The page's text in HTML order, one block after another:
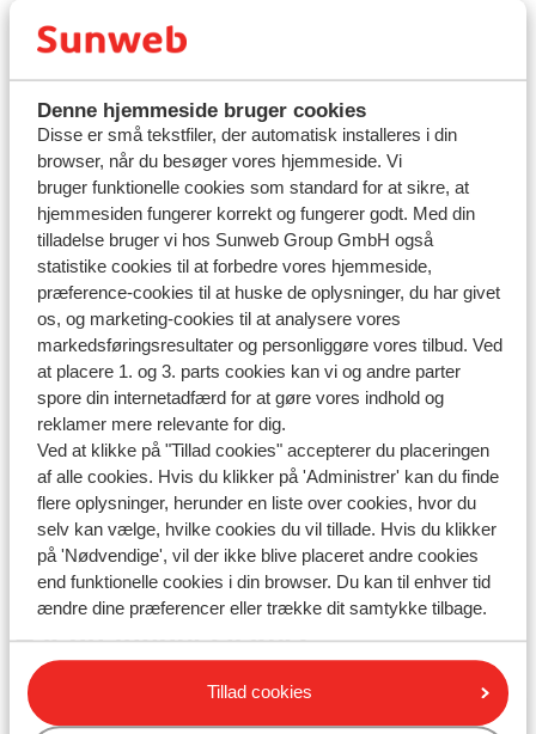
Denne hjemmeside bruger cookies
Disse er små tekstfiler, der automatisk installeres i din
browser, når du besøger vores hjemmeside. Vi
bruger funktionelle cookies som standard for at sikre, at
hjemmesiden fungerer korrekt og fungerer godt. Med din
tilladelse bruger vi hos Sunweb Group GmbH også
statistike cookies til at forbedre vores hjemmeside,
præference-cookies til at huske de oplysninger, du har givet
os, og marketing-cookies til at analysere vores
markedsføringsresultater og personliggøre vores tilbud. Ved
at placere 1. og 3. parts cookies kan vi og andre parter
spore din internetadfærd for at gøre vores indhold og
reklamer mere relevante for dig.
Ved at klikke på "Tillad cookies" accepterer du placeringen
af alle cookies. Hvis du klikker på 'Administrer' kan du finde
flere oplysninger, herunder en liste over cookies, hvor du
selv kan vælge, hvilke cookies du vil tillade. Hvis du klikker
på 'Nødvendige', vil der ikke blive placeret andre cookies
end funktionelle cookies i din browser. Du kan til enhver tid
ændre dine præferencer eller trække dit samtykke tilbage.
Tillad cookies
Er du netop nu afsted på din ferie og har brug for at komme i
Påwww.sunweb.dkkan du booke 24 timer i døgnet, 7 dage om
ugen.
Se nærmere firmainformation
Spørgsmål om det samme emne
Kan prisen på min rejse stadig ændre sig på grund af
stigende brændstofpriser, efter jeg har booket?
Har situationen i Mellemøsten indflydelse på sikkerheden
for min ferie?
Ændres prisen på turistvisum til Egypten?
Har du fundet svaret?
Skriv til os på WhatsApp!